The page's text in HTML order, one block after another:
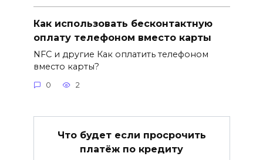
Как использовать бесконтактную
оплату телефоном вместо карты
NFC и другие Как оплатить телефоном
вместо карты?
0 2
Что будет если просрочить
платёж по кредиту